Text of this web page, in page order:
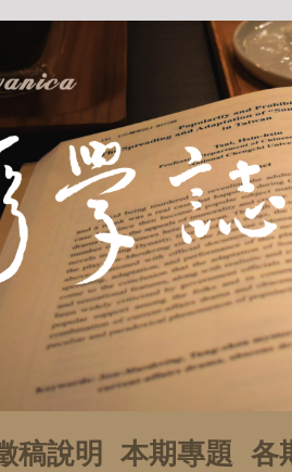
稿說明 本期專題 各